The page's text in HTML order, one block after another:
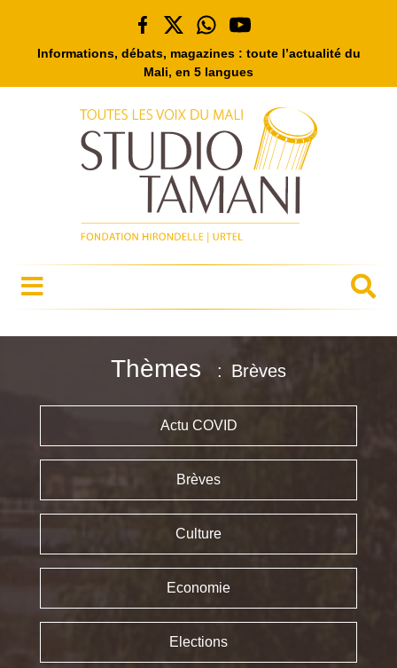
Informations, débats, magazines : toute l’actualité du
Mali, en 5 langues
Thèmes Brèves
Actu COVID
Brèves
Culture
Economie
Elections